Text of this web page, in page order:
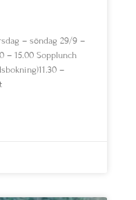
– söndag 29/9 –
– 15.00 Sopplunch
–